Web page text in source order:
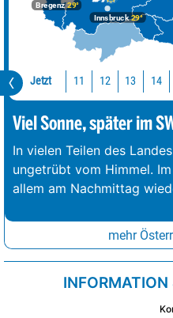
Bregenz29°
Innsbruck29°
Jetzt 11 12 13 14
Viel Sonne, später im
In vielen Teilen des
ungetrübt vom Himmel.
allem am Nachmittag
mehr